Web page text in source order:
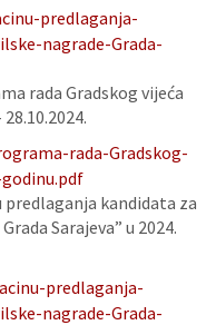
predlaganja-
nagrade-Grada-
rada Gradskog vijeća
rada-Gradskog-
predlaganja kandidata za
Sarajeva” u 2024.
predlaganja-
nagrade-Grada-